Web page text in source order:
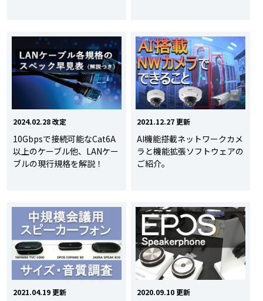
2024.02.28 改定
10Gbpsで接続可能なCat6A
以上のケーブル他、LANケー
ブルの現行規格を解説！
2021.12.27 更新
AI機能搭載ネットワークカメ
ラと機能拡張ソフトウェアの
ご紹介。
2021.04.19 更新 2020.09.10 更新